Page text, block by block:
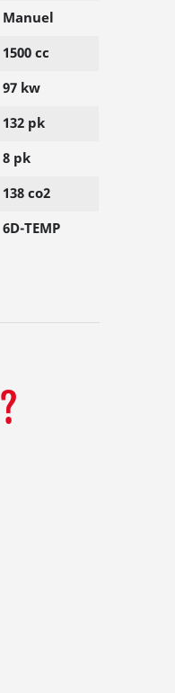
Manuel
1500 cc
97 kw
132 pk
8 pk
138 co2
6D-TEMP
?